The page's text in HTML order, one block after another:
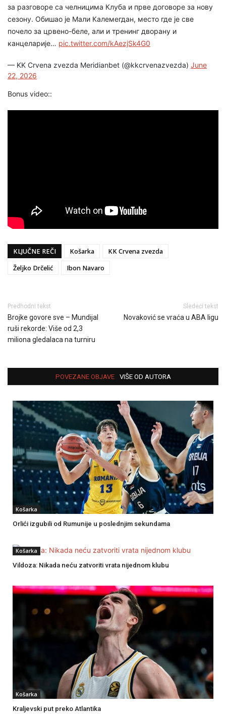
за разговоре са челницима Клуба и прве договоре за нову
сезону. Обишао је Мали Калемегдан, место где је све
почело за црвено-беле, али и тренинг дворану и
канцеларије… pic.twitter.com/kAezjSk4G0
— KK Crvena zvezda Meridianbet (@kkcrvenazvezda) June
22, 2026
Bonus video::
KLJUČNE REČI Košarka
KK Crvena zvezda
Željko Drčelić
Ibon Navaro
Predhodni tekst
Brojke govore sve – Mundijal
ruši rekorde: Više od 2,3
miliona gledalaca na turniru
Sledeći tekst
Novaković se vraća u ABA ligu
POVEZANE OBJAVE VIŠE OD AUTORA
Košarka
Orlići izgubili od Rumunije u poslednjim sekundama
Košarka
Vildoza: Nikada neću zatvoriti vrata nijednom klubu
Košarka
Kraljevski put preko Atlantika